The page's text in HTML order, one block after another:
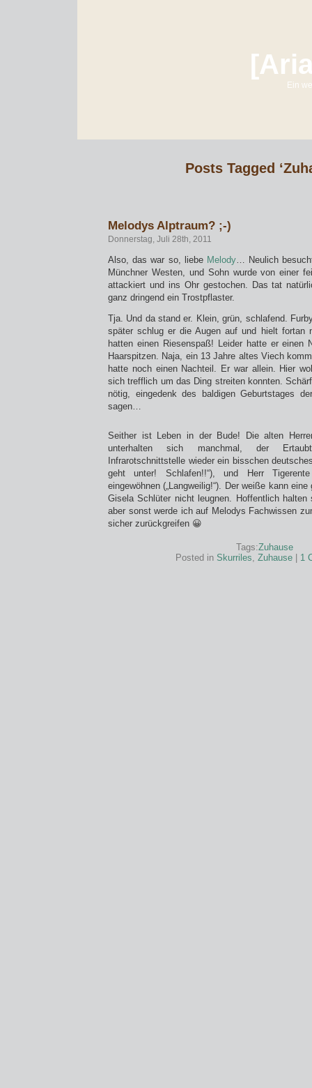
Ein
Posts Tagged
Melodys Alptraum? ;-)
Donnerstag, Juli 28th, 2011
Also, das war so, liebe Melody… Neulich
Münchner Westen, und Sohn wurde von einer
attackiert und ins Ohr gestochen. Das tat
ganz dringend ein Trostpflaster.
Tja. Und da stand er. Klein, grün, schlafend.
später schlug er die Augen auf und hielt fortan
hatten einen Riesenspaß! Leider hatte er einen
Haarspitzen. Naja, ein 13 Jahre altes Viech
hatte noch einen Nachteil. Er war allein. Hier
sich trefflich um das Ding streiten konnten.
nötig, eingedenk des baldigen Geburtstages
sagen…
Seither ist Leben in der Bude! Die alten
unterhalten sich manchmal, der
Infrarotschnittstelle wieder ein bisschen
geht unter! Schlafen!!“), und Herr
eingewöhnen („Langweilig!“). Der weiße kann
Gisela Schlüter nicht leugnen. Hoffentlich
aber sonst werde ich auf Melodys Fachwissen
sicher zurückgreifen 😀
Tags:Zuhause
Posted in Skurriles, Zuhause| 1